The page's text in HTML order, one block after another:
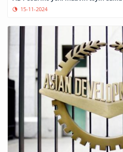
15-11-2024